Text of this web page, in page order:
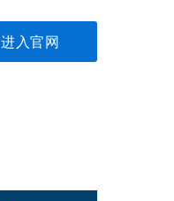
进入官网